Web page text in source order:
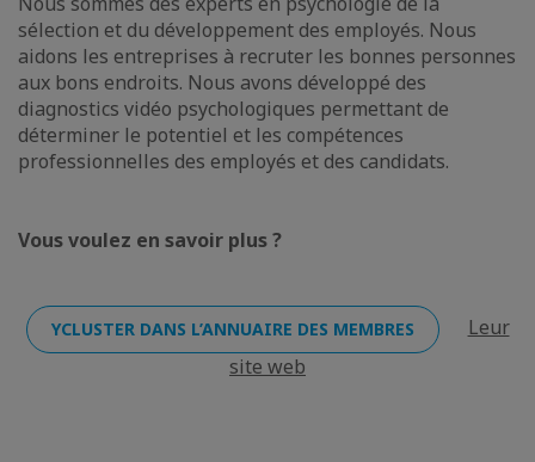
sélection et du développement des employés. Nous
aidons les entreprises à recruter les bonnes personnes
aux bons endroits. Nous avons développé des
diagnostics vidéo psychologiques permettant de
déterminer le potentiel et les compétences
professionnelles des employés et des candidats.
Vous voulez en savoir plus ?
YCLUSTER DANS L’ANNUAIRE DES MEMBRES
Leur
site web